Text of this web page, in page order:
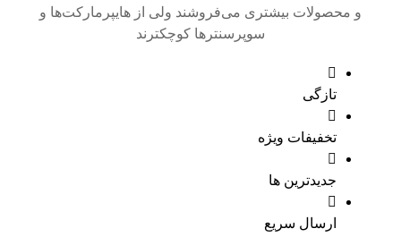
و محصولات بیشتری می‌فروشند ولی از هایپرمارکت‌ها و
سوپرسنترها کوچکترند
تازگی
تخفیفات ویژه
جدیدترین ها
ارسال سریع